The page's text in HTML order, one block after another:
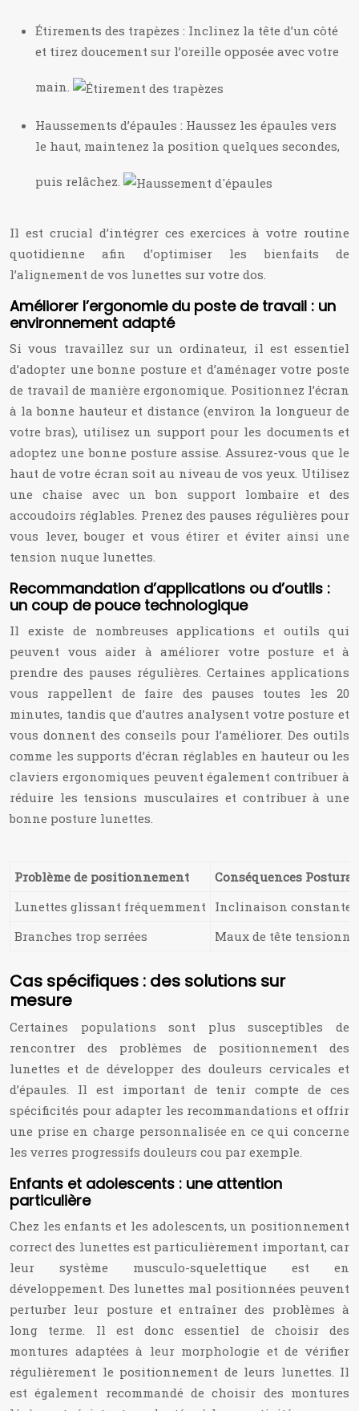
Étirements des trapèzes : Inclinez la tête d’un côté
et tirez doucement sur l’oreille opposée avec votre
main.
Haussements d’épaules : Haussez les épaules vers
le haut, maintenez la position quelques secondes,
puis relâchez.
Il est crucial d’intégrer ces exercices à votre routine
quotidienne afin d’optimiser les bienfaits de
l’alignement de vos lunettes sur votre dos.
Améliorer l’ergonomie du poste de travail : un
environnement adapté
Si vous travaillez sur un ordinateur, il est essentiel
d’adopter une bonne posture et d’aménager votre poste
de travail de manière ergonomique. Positionnez l’écran
à la bonne hauteur et distance (environ la longueur de
votre bras), utilisez un support pour les documents et
adoptez une bonne posture assise. Assurez-vous que le
haut de votre écran soit au niveau de vos yeux. Utilisez
une chaise avec un bon support lombaire et des
accoudoirs réglables. Prenez des pauses régulières pour
vous lever, bouger et vous étirer et éviter ainsi une
tension nuque lunettes.
Recommandation d’applications ou d’outils :
un coup de pouce technologique
Il existe de nombreuses applications et outils qui
peuvent vous aider à améliorer votre posture et à
prendre des pauses régulières. Certaines applications
vous rappellent de faire des pauses toutes les 20
minutes, tandis que d’autres analysent votre posture et
vous donnent des conseils pour l’améliorer. Des outils
comme les supports d’écran réglables en hauteur ou les
claviers ergonomiques peuvent également contribuer à
réduire les tensions musculaires et contribuer à une
bonne posture lunettes.
Problème de positionnement
Conséquences
Lunettes glissant fréquemment Inclinaison constante
Branches trop serrées
Maux de tête
Cas spécifiques : des solutions sur
mesure
Certaines populations sont plus susceptibles de
rencontrer des problèmes de positionnement des
lunettes et de développer des douleurs cervicales et
d’épaules. Il est important de tenir compte de ces
spécificités pour adapter les recommandations et offrir
une prise en charge personnalisée en ce qui concerne
les verres progressifs douleurs cou par exemple.
Enfants et adolescents : une attention
particulière
Chez les enfants et les adolescents, un positionnement
correct des lunettes est particulièrement important, car
leur système musculo-squelettique est en
développement. Des lunettes mal positionnées peuvent
perturber leur posture et entraîner des problèmes à
long terme. Il est donc essentiel de choisir des
montures adaptées à leur morphologie et de vérifier
régulièrement le positionnement de leurs lunettes. Il
est également recommandé de choisir des montures